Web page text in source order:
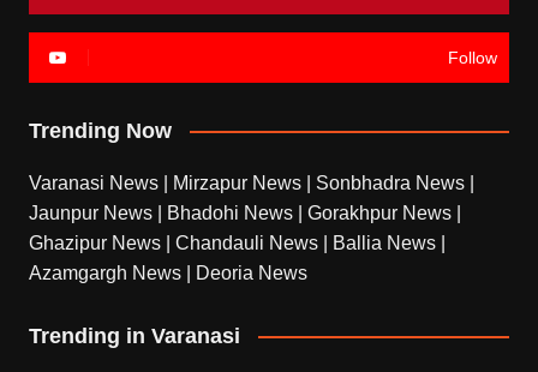
Follow
Trending Now
Varanasi News Mirzapur News Sonbhadra News
Jaunpur News
Bhadohi News Gorakhpur News
Ghazipur News
Chandauli News Ballia News
Azamgargh News
Deoria News
Trending in Varanasi